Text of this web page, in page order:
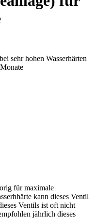
sehr hohen Wasserhärten
für maximale
kann dieses Ventil
Ventils ist oft nicht
jährlich dieses